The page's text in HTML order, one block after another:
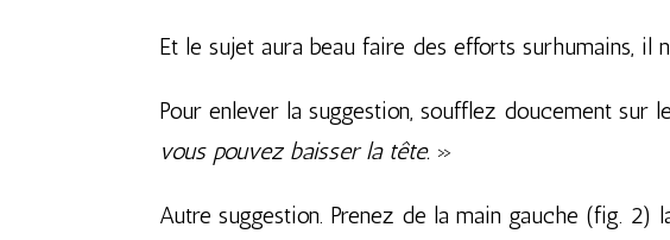
Et le sujet aura beau faire des efforts surhumains, il
Pour enlever la suggestion, soufflez doucement sur
vous pouvez baisser la tête. »
Autre suggestion. Prenez de la main gauche (fig. 2)